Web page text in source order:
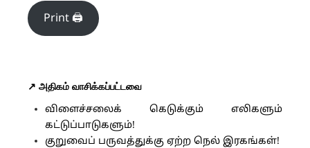
Print 🖨
↗️ அதிகம் வாசிக்கப்பட்டவை
விளைச்சலைக் கெடுக்கும் எலிகளும்
கட்டுப்பாடுகளும்!
குறுவைப் பருவத்துக்கு ஏற்ற நெல் இரகங்கள்!